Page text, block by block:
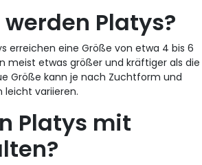
Platys?
erreichen eine Größe von etwa 4 bis 6
meist etwas größer und kräftiger als die
Größe kann je nach Zuchtform und
leicht variieren.
Platys mit